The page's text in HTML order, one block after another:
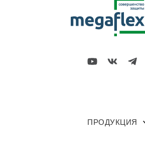
ПРОДУКЦИЯ